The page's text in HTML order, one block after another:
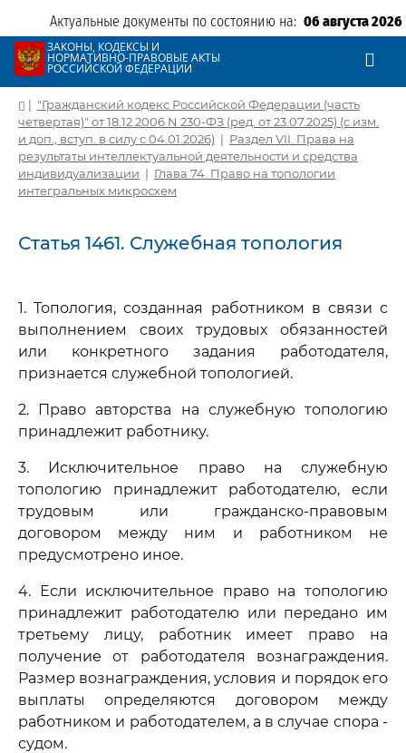
Актуальные документы по состоянию на: 06 августа 2026
ЗАКОНЫ, КОДЕКСЫ И
НОРМАТИВНО-ПРАВОВЫЕ АКТЫ
РОССИЙСКОЙ ФЕДЕРАЦИИ
| "Гражданский кодекс Российской Федерации (часть
четвертая)" от 18.12.2006 N 230-ФЗ (ред. от 23.07.2025) (с изм.
и доп., вступ. в силу с 04.01.2026) | Раздел VII. Права на
результаты интеллектуальной деятельности и средства
индивидуализации | Глава 74. Право на топологии
интегральных микросхем
Статья 1461. Служебная топология
1. Топология, созданная работником в связи с
выполнением своих трудовых обязанностей
или конкретного задания работодателя,
признается служебной топологией.
2. Право авторства на служебную топологию
принадлежит работнику.
3. Исключительное право на служебную
топологию принадлежит работодателю, если
трудовым или гражданско-правовым
договором между ним и работником не
предусмотрено иное.
4. Если исключительное право на топологию
принадлежит работодателю или передано им
третьему лицу, работник имеет право на
получение от работодателя вознаграждения.
Размер вознаграждения, условия и порядок его
выплаты определяются договором между
работником и работодателем, а в случае спора -
судом.